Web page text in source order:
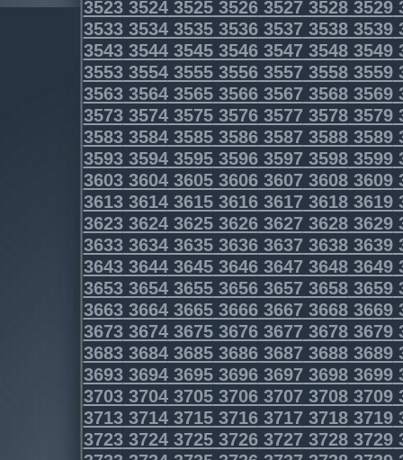
3523352435253526352735283529
3533353435353536353735383539
3543354435453546354735483549
3553355435553556355735583559
3563356435653566356735683569
3573357435753576357735783579
3583358435853586358735883589
3593359435953596359735983599
3603360436053606360736083609
3613361436153616361736183619
3623362436253626362736283629
3633363436353636363736383639
3643364436453646364736483649
3653365436553656365736583659
3663366436653666366736683669
3673367436753676367736783679
3683368436853686368736883689
3693369436953696369736983699
3703370437053706370737083709
3713371437153716371737183719
3723372437253726372737283729